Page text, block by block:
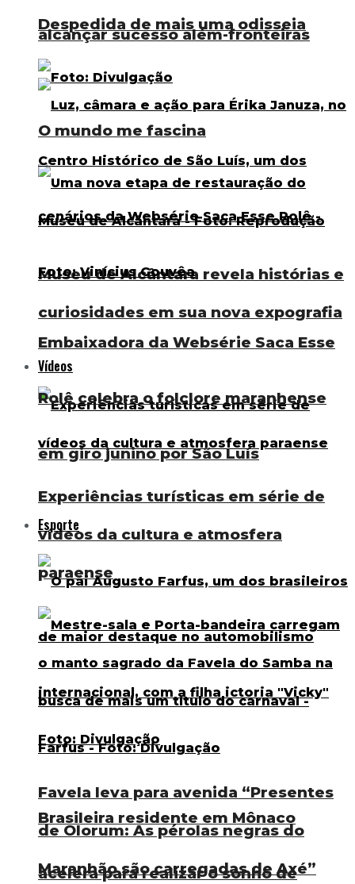
Despedida de mais uma odisseia
O mundo me fascina
Museu de Alcântara revela histórias e
curiosidades em sua nova expografia
Vídeos
Experiências turísticas em série de
vídeos da cultura e atmosfera
paraense
Favela leva para avenida “Presentes
de Olorum: As pérolas negras do
Maranhão são carregadas de Axé”
alcançar sucesso além-fronteiras
Embaixadora da Websérie Saca Esse
Rolê celebra o folclore maranhense
em giro junino por São Luís
Esporte
Brasileira residente em Mônaco
acelera para realizar o sonho de